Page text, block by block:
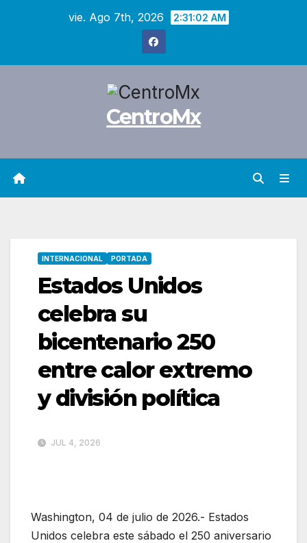
vie. Ago 7th, 2026 2:31:03 AM
CentroMx
INTERNACIONAL PORTADA
Estados Unidos
celebra su
bicentenario 250
entre calor extremo
y división política
JUL 4, 2026
Washington, 04 de julio de 2026.- Estados
Unidos celebra este sábado el 250 aniversario